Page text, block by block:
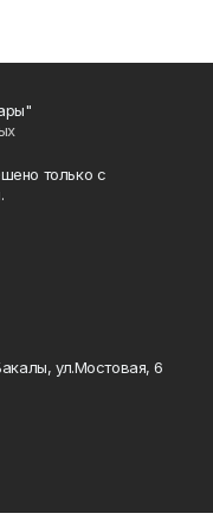
только с
ул.Мостовая, 6